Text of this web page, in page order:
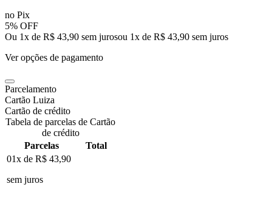
no Pix
5% OFF
Ou 1x de R$ 43,90 sem jurosou 1x de R$ 43,90 sem juros
Ver opções de pagamento
Parcelamento
Cartão Luiza
Cartão de crédito
Tabela de parcelas de Cartão
de crédito
Parcelas
Total
01x de R$ 43,90
sem juros